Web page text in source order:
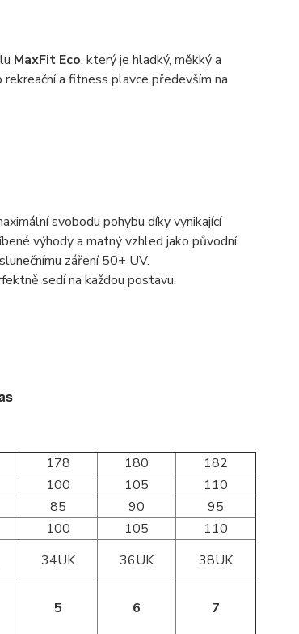
MaxFit Eco, který je hladký, měkký a
a fitness plavce především na
svobodu pohybu díky vynikající
výhody a matný vzhled jako původní
záření 50+ UV.
sedí na každou postavu.
178 180
182
100 105
110
85 90
95
100 105
110
34UK 36UK 38UK
5 6 7